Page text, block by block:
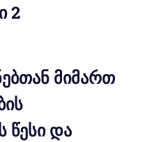
2
მიმართ
წესი და